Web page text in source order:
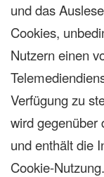
und das
Cookies,
Nutzern einen
Verfügung zu
wird gegenüber
und enthält die
Cookie-Nutzung.